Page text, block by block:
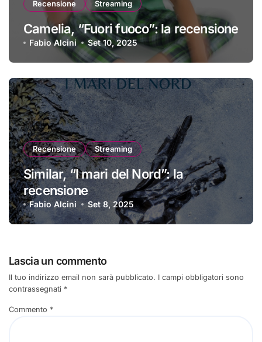
Recensione Streaming
Camelia, “Fuori fuoco”: la recensione
Fabio Alcini Set 10, 2025
Recensione Streaming
Similar, “I mari del Nord”: la
recensione
Fabio Alcini Set 8, 2025
Lascia un commento
Il tuo indirizzo email non sarà pubblicato. I campi obbligatori sono
contrassegnati *
Commento *